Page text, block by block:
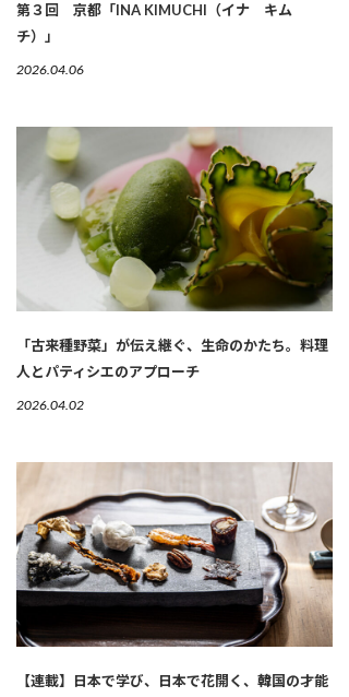
第３回 京都「INA KIMUCHI（イナ キム
チ）」
2026.04.06
「古来種野菜」が伝え継ぐ、生命のかたち。料理
人とパティシエのアプローチ
2026.04.02
【連載】日本で学び、日本で花開く、韓国の才能